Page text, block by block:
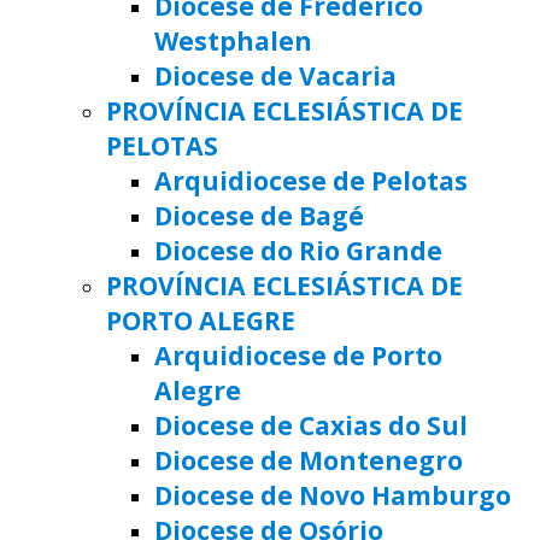
Westphalen
Diocese de Vacaria
PROVÍNCIA ECLESIÁSTICA DE
PELOTAS
Arquidiocese de Pelotas
Diocese de Bagé
Diocese do Rio Grande
PROVÍNCIA ECLESIÁSTICA DE
PORTO ALEGRE
Arquidiocese de Porto
Alegre
Diocese de Caxias do Sul
Diocese de Montenegro
Diocese de Novo Hamburgo
Diocese de Osório